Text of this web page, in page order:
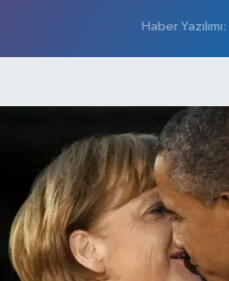
Haber Yazılımı: